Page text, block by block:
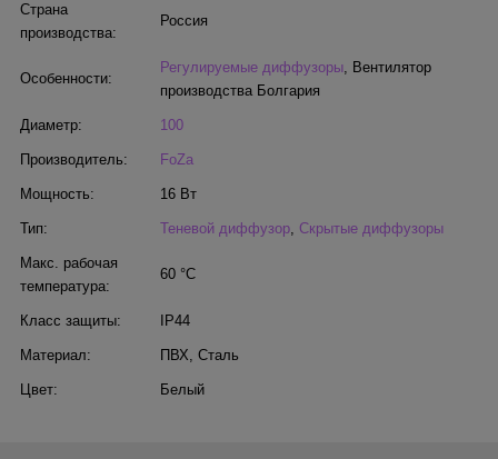
Страна
производства:
Россия
Особенности:
Регулируемые диффузоры, Вентилятор
производства Болгария
Диаметр: 100
Производитель: FoZa
Мощность: 16 Вт
Тип: Теневой диффузор, Скрытые диффузоры
Макс. рабочая
температура:
60 °С
Класс защиты: IP44
Материал: ПВХ, Сталь
Цвет: Белый